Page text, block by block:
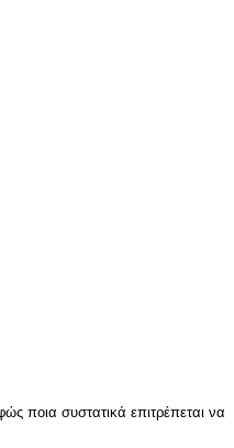
ποια συστατικά επιτρέπεται να